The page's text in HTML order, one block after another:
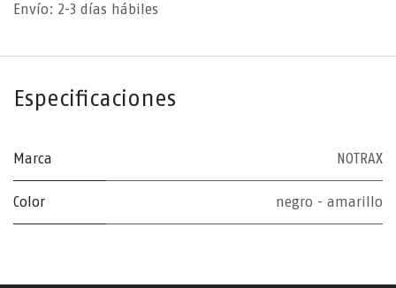
Envío: 2-3 días hábiles
Especificaciones
Marca NOTRAX
Color negro - amarillo